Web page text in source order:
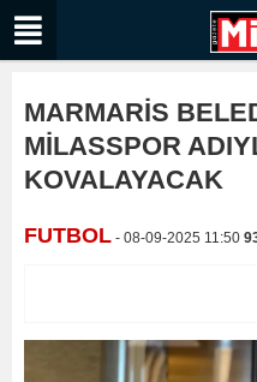
MARMARİS
MİLASSPOR
KOVALAYACAK
FUTBOL - 08-09-2025 11:50